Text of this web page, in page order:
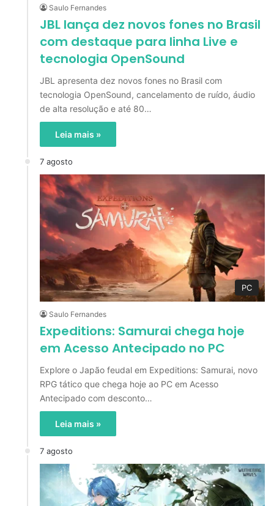
Saulo Fernandes
JBL lança dez novos fones no Brasil
com destaque para linha Live e
tecnologia OpenSound
JBL apresenta dez novos fones no Brasil com
tecnologia OpenSound, cancelamento de ruído, áudio
de alta resolução e até 80…
Leia mais »
7 agosto
PC
Saulo Fernandes
Expeditions: Samurai chega hoje
em Acesso Antecipado no PC
Explore o Japão feudal em Expeditions: Samurai, novo
RPG tático que chega hoje ao PC em Acesso
Antecipado com desconto…
Leia mais »
7 agosto